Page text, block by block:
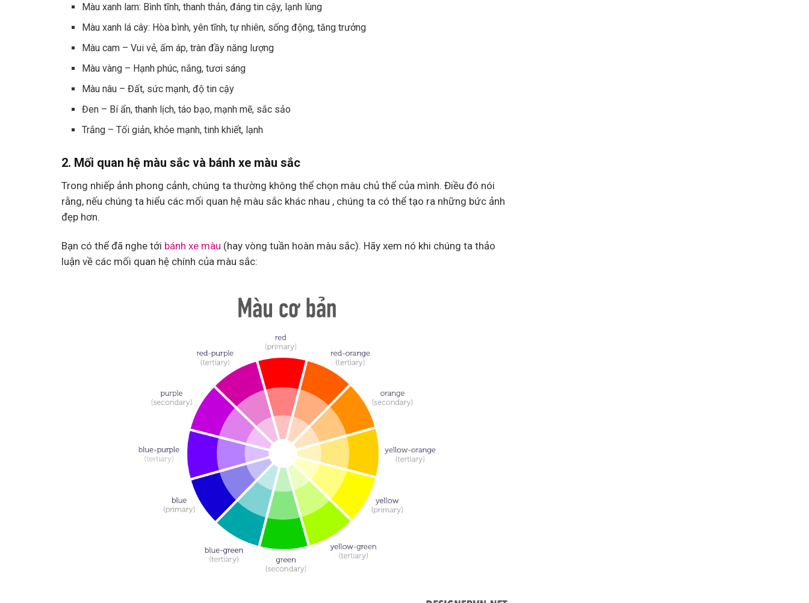
Màu xanh lam: Bình tĩnh, thanh thản, đáng tin cậy, lạnh lùng
Màu xanh lá cây: Hòa bình, yên tĩnh, tự nhiên, sống động, tăng trưởng
Màu cam – Vui vẻ, ấm áp, tràn đầy năng lượng
Màu vàng – Hạnh phúc, nắng, tươi sáng
Màu nâu – Đất, sức mạnh, độ tin cậy
Đen – Bí ẩn, thanh lịch, táo bạo, mạnh mẽ, sắc sảo
Trắng – Tối giản, khỏe mạnh, tinh khiết, lạnh
2. Mối quan hệ màu sắc và bánh xe màu sắc
Trong nhiếp ảnh phong cảnh, chúng ta thường không thể chọn màu chủ thể của mình. Điều đó nói
rằng, nếu chúng ta hiểu các mối quan hệ màu sắc khác nhau , chúng ta có thể tạo ra những bức ảnh
đẹp hơn.
Bạn có thể đã nghe tới bánh xe màu (hay vòng tuần hoàn màu sắc). Hãy xem nó khi chúng ta thảo
luận về các mối quan hệ chính của màu sắc: